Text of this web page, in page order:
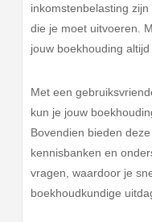
inkomstenbelasting
die je moet uitvoeren.
jouw boekhouding
Met een
kun je jouw
Bovendien bieden
kennisbanken en
vragen, waardoor je
boekhoudkundige